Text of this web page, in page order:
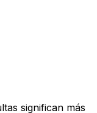
significan más